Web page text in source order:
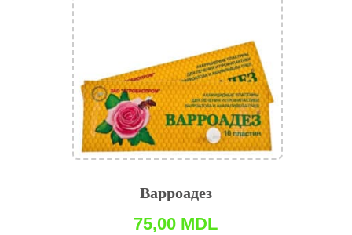
Варроадез
75,00 MDL